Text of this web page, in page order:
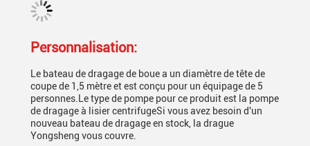
Personnalisation:
Le bateau de dragage de boue a un diamètre de tête de
coupe de 1,5 mètre et est conçu pour un équipage de 5
personnes.Le type de pompe pour ce produit est la pompe
de dragage à lisier centrifugeSi vous avez besoin d'un
nouveau bateau de dragage en stock, la drague
Yongsheng vous couvre.